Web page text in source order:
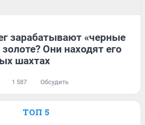
зарабатывают «черные
золоте? Они находят его
шахтах
1 587 Обсудить
ТОП 5